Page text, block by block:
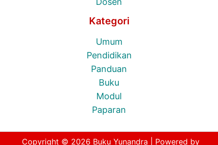
Kategori
Umum
Pendidikan
Panduan
Buku
Modul
Paparan
Copyright © 2026 Buku Yunandra | Powered by